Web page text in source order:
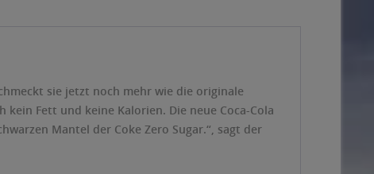
sie jetzt noch mehr wie die originale
Fett und keine Kalorien. Die neue Coca-Cola
Mantel der Coke Zero Sugar.“, sagt der